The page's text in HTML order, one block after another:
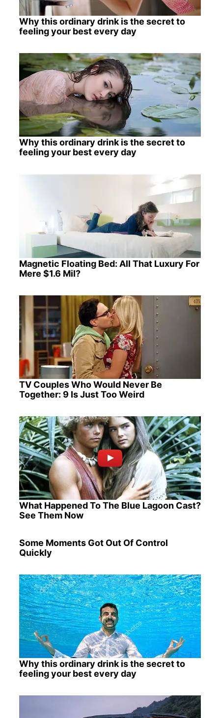
Why this ordinary drink is the secret to
feeling your best every day
Why this ordinary drink is the secret to
feeling your best every day
Magnetic Floating Bed: All That Luxury For
Mere $1.6 Mil?
TV Couples Who Would Never Be
Together: 9 Is Just Too Weird
What Happened To The Blue Lagoon Cast?
See Them Now
Some Moments Got Out Of Control
Quickly
Why this ordinary drink is the secret to
feeling your best every day